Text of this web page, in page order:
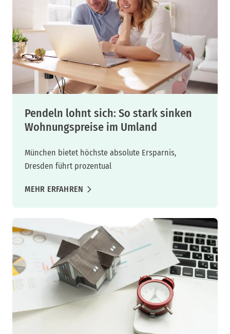
Pendeln lohnt sich: So stark sinken
Wohnungspreise im Umland
München bietet höchste absolute Ersparnis,
Dresden führt prozentual
MEHR ERFAHREN